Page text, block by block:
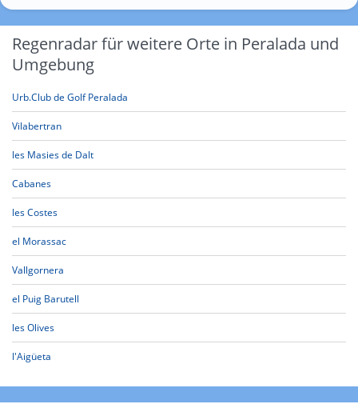
Regenradar für weitere Orte in Peralada und
Umgebung
Urb.Club de Golf Peralada
Vilabertran
les Masies de Dalt
Cabanes
les Costes
el Morassac
Vallgornera
el Puig Barutell
les Olives
l'Aigüeta